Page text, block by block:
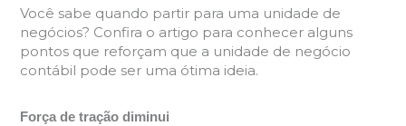
Você sabe quando partir para uma unidade de
negócios? Confira o artigo para conhecer alguns
pontos que reforçam que a unidade de negócio
contábil pode ser uma ótima ideia.
Força de tração diminui